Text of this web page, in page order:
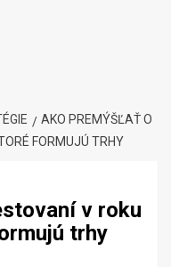
AKO PREMÝŠĽAŤ O
FORMUJÚ TRHY
v roku
trhy